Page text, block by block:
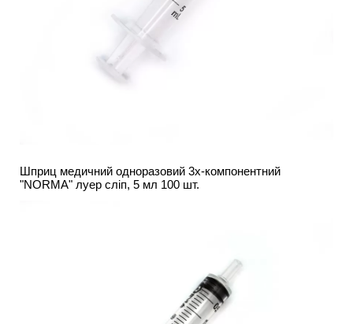
Шприц медичний одноразовий 3х-компонентний
"NORMA" луер сліп, 5 мл 100 шт.